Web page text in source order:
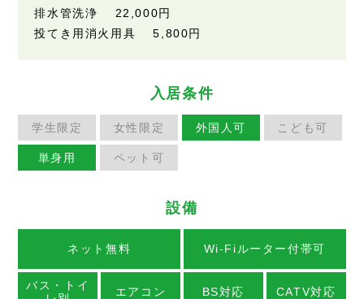
排水管洗浄 22,000円
投てき用消火用具 5,800円
入居条件
学生限定 女性限定 外国人可 こども可
単身用 ペット可
設備
ネット無料 Wi-Fiルーター付帯可
バス・トイ
エアコン BS対応 CATV対応